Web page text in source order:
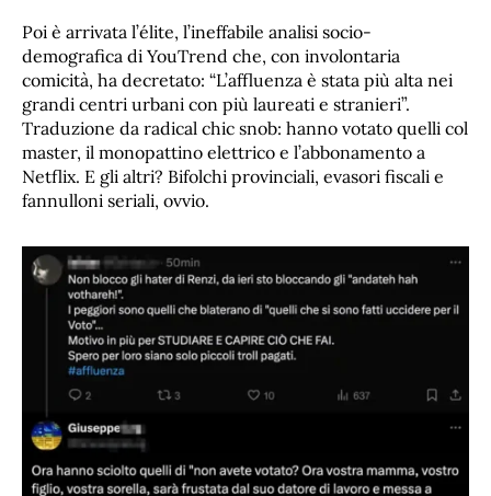
Poi è arrivata l’élite, l’ineffabile analisi socio-
demografica di YouTrend che, con involontaria
comicità, ha decretato: “L’affluenza è stata più alta nei
grandi centri urbani con più laureati e stranieri”.
Traduzione da radical chic snob: hanno votato quelli col
master, il monopattino elettrico e l’abbonamento a
Netflix. E gli altri? Bifolchi provinciali, evasori fiscali e
fannulloni seriali, ovvio.